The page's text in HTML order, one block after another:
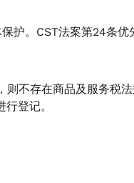
护。CST法案第24条优
则不存在商品及服务税
登记。